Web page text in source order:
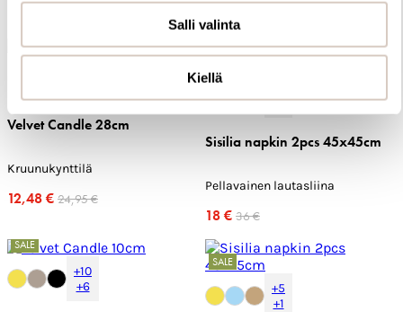
Salli valinta
Kiellä
12,48 €
SALE
Velvet Candle 28cm
Kruunukynttilä
12,48 € 24,95 €
SALE
+1
Sisilia napkin 2pcs 45x45cm
Pellavainen lautasliina
18 € 36 €
SALE
+10
+6
SALE
+5
+1